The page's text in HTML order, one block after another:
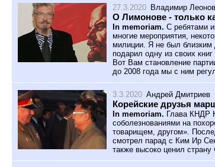
27.3.2020 Владимир Леонов
О Лимонове - только
In memoriam. С ребятами
многие мероприятия,
милиции. Я не был близким
подарил одну из своих
Вот Вам становление
до 2008 года мы с ним
3.3.2020 Андрей Дмитриев
Корейские друзья
In memoriam. Глава КНДР
соболезнованиями на
товарищем, другом».
смотрел парад с Ким Ир
также высоко ценил страну